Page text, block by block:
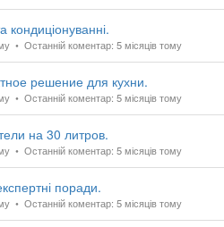
кондиціонуванні.
Останній коментар: 5 місяців тому
решение для кухни.
Останній коментар: 5 місяців тому
на 30 литров.
Останній коментар: 5 місяців тому
поради.
Останній коментар: 5 місяців тому